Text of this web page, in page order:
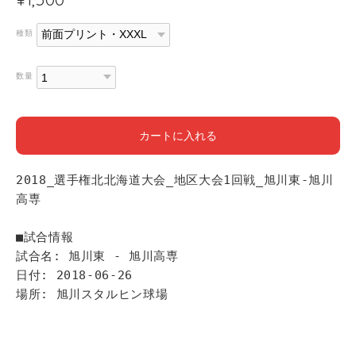
種類
数量
カートに入れる
2018_選手権北北海道大会_地区大会1回戦_旭川東-旭川
高専
■試合情報
試合名: 旭川東 - 旭川高専
日付: 2018-06-26
場所: 旭川スタルヒン球場